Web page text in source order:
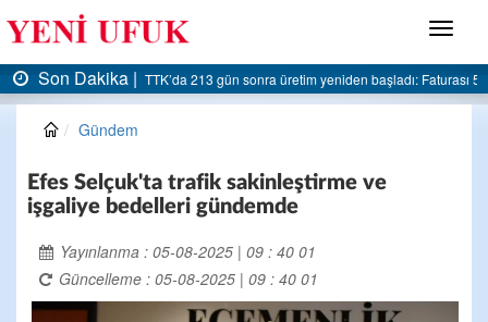
Menü
milyar liraya dayandı
Son Dakika | AK Parti Ereğli İlçe Başkanlığı’ndan belediyeye sert
Gündem
Efes Selçuk'ta trafik sakinleştirme ve
işgaliye bedelleri gündemde
Yayınlanma : 05-08-2025 | 09 : 40 01
Güncelleme : 05-08-2025 | 09 : 40 01